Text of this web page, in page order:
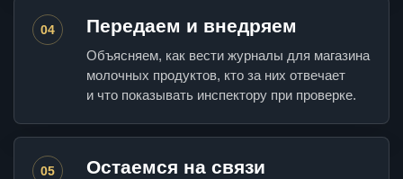
04 Передаем и внедряем
Объясняем, как вести журналы для магазина
молочных продуктов, кто за них отвечает
и что показывать инспектору при проверке.
05 Остаемся на связи